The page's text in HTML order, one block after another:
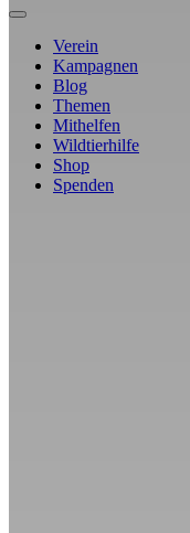
Verein
Kampagnen
Blog
Themen
Mithelfen
Wildtierhilfe
Shop
Spenden